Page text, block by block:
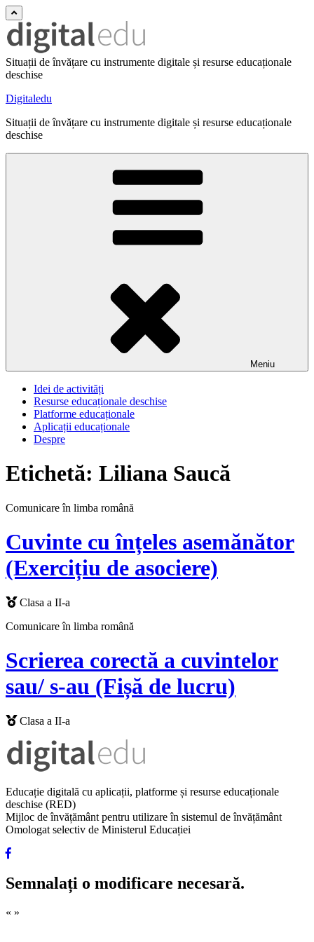
Situații de învățare cu instrumente digitale și resurse educaționale
deschise
Digitaledu
Situații de învățare cu instrumente digitale și resurse educaționale
deschise
Meniu
Idei de activități
Resurse educaționale deschise
Platforme educaționale
Aplicații educaționale
Despre
Etichetă: Liliana Saucă
Comunicare în limba română
Cuvinte cu înțeles asemănător
(Exercițiu de asociere)
Clasa a II-a
Comunicare în limba română
Scrierea corectă a cuvintelor
sau/ s-au (Fișă de lucru)
Clasa a II-a
Educație digitală cu aplicații, platforme și resurse educaționale
deschise (RED)
Mijloc de învățământ pentru utilizare în sistemul de învățământ
Omologat selectiv de Ministerul Educației
Semnalați o modificare necesară.
« »